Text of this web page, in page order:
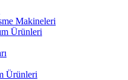
Makineleri
Ürünleri
Ürünleri